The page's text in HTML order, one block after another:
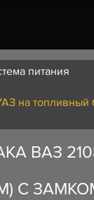
питания
на топливный
ВАЗ
С